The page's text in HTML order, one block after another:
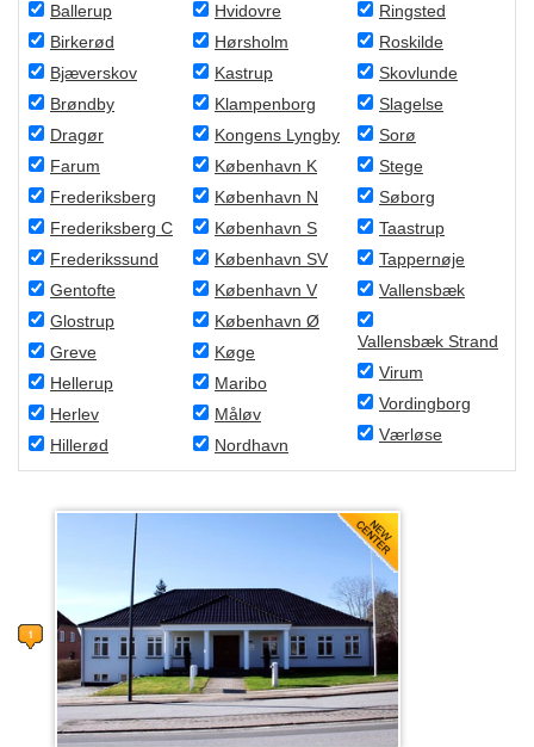
Ballerup
Birkerød
Bjæverskov
Brøndby
Dragør
Farum
Frederiksberg
Frederiksberg C
Frederikssund
Gentofte
Glostrup
Greve
Hellerup
Herlev
Hillerød
Hvidovre
Hørsholm
Kastrup
Klampenborg
Kongens Lyngby
København K
København N
København S
København SV
København V
København Ø
Køge
Maribo
Måløv
Nordhavn
Ringsted
Roskilde
Skovlunde
Slagelse
Sorø
Stege
Søborg
Taastrup
Tappernøje
Vallensbæk
Vallensbæk Strand
Virum
Vordingborg
Værløse